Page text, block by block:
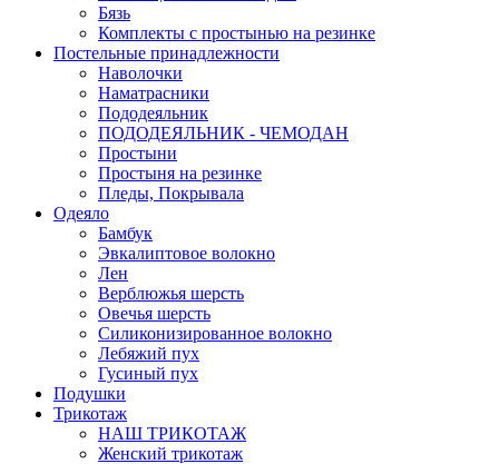
Бязь
Комплекты с простынью на резинке
Постельные принадлежности
Наволочки
Наматрасники
Пододеяльник
ПОДОДЕЯЛЬНИК - ЧЕМОДАН
Простыни
Простыня на резинке
Пледы, Покрывала
Одеяло
Бамбук
Эвкалиптовое волокно
Лен
Верблюжья шерсть
Овечья шерсть
Силиконизированное волокно
Лебяжий пух
Гусиный пух
Подушки
Трикотаж
НАШ ТРИКОТАЖ
Женский трикотаж